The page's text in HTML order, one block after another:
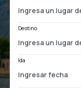
Destino
Ida